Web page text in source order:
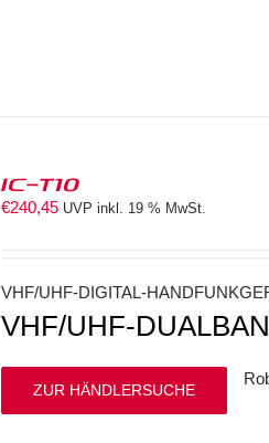
IC-T10
€240,45 UVP inkl. 19 % MwSt.
VHF/UHF-DIGITAL-
VHF/UHF-
ZUR HÄNDLERSUCHE